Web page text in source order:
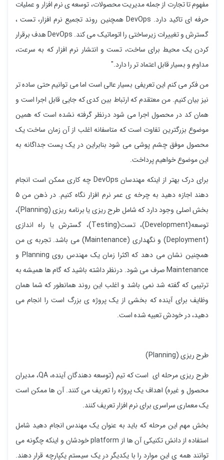
مفهوم تا تجارت از جمله مدیریت محصولات، توسعه ی نرم افزار و عملیات
حرفه ای تاکید دارد. DevOps همچنین روند تجمیع نرم افزار، تست ،
گسترش و تغییرات زیرساختی را اتوماتیک می کند. DevOps هدف برقرار
کردن یک محیط برای ساخت، تست و انتشار نرم افزار که به سرعت،
مداوم و بسیار قابل اعتماد تر را دارد."
من فکر می کنم این تعریفی بسیار عالی است اما می توانیم حتی ساده تر
نیز بیان کنیم. من معتقدم که ارتباط بین کدی که جایی قابل اجرا است و
همان کد در محصول اجرا می شود درنظر گرفته نشده است که همین
موضوع بزرگترین تفاوت است که متاسفانه اغلب از آن زمان ساخت یک
محصول موفق چشم پوشی می شود بنابراین در یک پست جداگانه به
این موضوع خواهیم پرداخت.
برای درک بهتر از اینکه مهندسان DevOps چه کاری ممکن است انجام
دهند اجازه دهید به چرخه ی عمر نرم افزار نگاه کنیم. در ذهن من 5
بخش اصلی وجود دارد که شامل طرح ریزی یا برنامه ریزی (Planning)،
توسعه(Development)، تست(Testing)، گسترش یا راه اندازی
(Deployment) و نگهداری (Maintenance) می باشد. تجربه ی من
همچنین نشان می دهد که اکثرا زمان یک مهندس روی Planning و
Maintenance صرف می شود. درنظر داشته باشید که گام ها همیشه به
ترتیبی که گفته شد نمی باشد و اغلب این روند همانطور که شما همان
وظایف برای آینده که بخشی از یک پروژه ی بزرگ است را انجام می
دهید، در خودش تعبیه شده است.
طرح ریزی (Planning)
طرح ریزی مرحله ای است که تیم (توسعه دهندگان آینده، QA، مدیران
محصول و غیره) اهداف یک پروژه را تعریف می کنند. آن ها ممکن است
یک معماری سراسری برای نرم افزار تعریف کنند.
بخش مهم این مرحله که باید به عنوان یک مهندس انجام دهید شامل
استفاده از دانش تکنیکی آن ها از platform خودشان و اینکه چگونه می
توانند همه ی این موارد را با یکدیگر در یک سیستم یکپارچه قرار دهند.